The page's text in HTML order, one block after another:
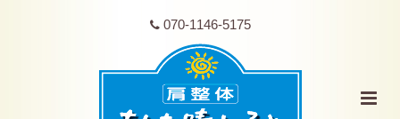
070-1146-5175